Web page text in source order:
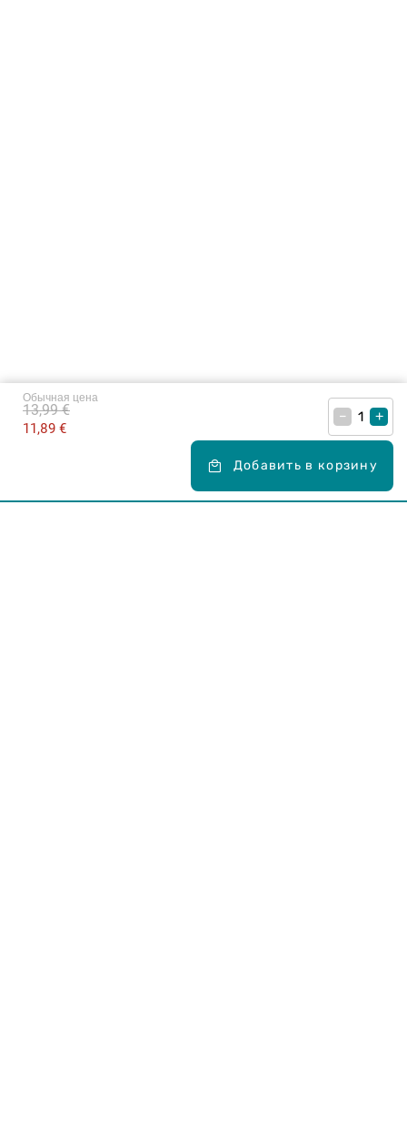
Обычная цена
11,89 €
13,99 € – +
Добавить в корзину